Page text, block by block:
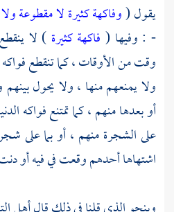
يقول (وفاكهة كثيرة لا مقطوعة
- : وفيها ( فاكهة كثيرة ) لا
وقت من الأوقات ، كما تنقطع
ولا يمنعهم منها ، ولا يحول
أو بعدها منهم ، كما تمتنع فواكه
على الشجرة منهم ، أو بما على
اشتهاها أحدهم وقعت في فيه أو دنت